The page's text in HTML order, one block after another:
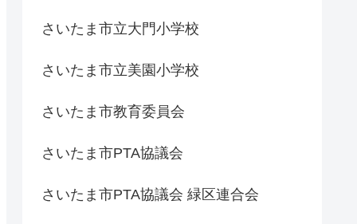
さいたま市立大門小学校
さいたま市立美園小学校
さいたま市教育委員会
さいたま市PTA協議会
さいたま市PTA協議会 緑区連合会